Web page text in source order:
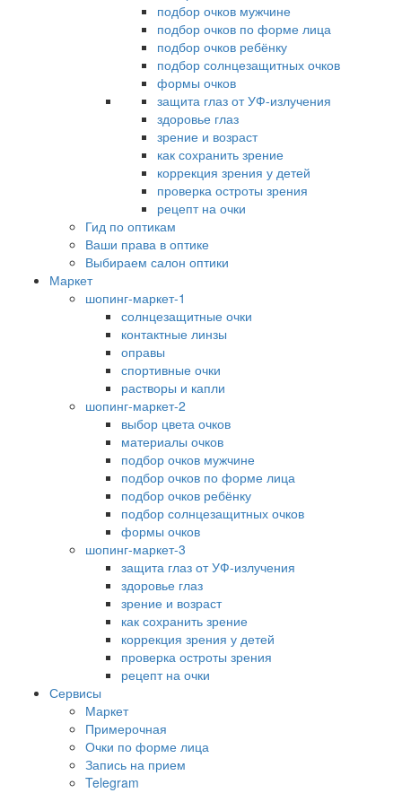
подбор очков мужчине
подбор очков по форме лица
подбор очков ребёнку
подбор солнцезащитных очков
формы очков
защита глаз от УФ-излучения
здоровье глаз
зрение и возраст
как сохранить зрение
коррекция зрения у детей
проверка остроты зрения
рецепт на очки
Гид по оптикам
Ваши права в оптике
Выбираем салон оптики
Маркет
шопинг-маркет-1
солнцезащитные очки
контактные линзы
оправы
спортивные очки
растворы и капли
шопинг-маркет-2
выбор цвета очков
материалы очков
подбор очков мужчине
подбор очков по форме лица
подбор очков ребёнку
подбор солнцезащитных очков
формы очков
шопинг-маркет-3
защита глаз от УФ-излучения
здоровье глаз
зрение и возраст
как сохранить зрение
коррекция зрения у детей
проверка остроты зрения
рецепт на очки
Сервисы
Маркет
Примерочная
Очки по форме лица
Запись на прием
Telegram